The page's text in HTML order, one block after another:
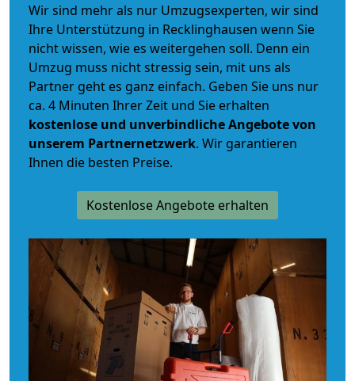
Wir sind mehr als nur Umzugsexperten, wir sind
Ihre Unterstützung in Recklinghausen wenn Sie
nicht wissen, wie es weitergehen soll. Denn ein
Umzug muss nicht stressig sein, mit uns als
Partner geht es ganz einfach. Geben Sie uns nur
ca. 4 Minuten Ihrer Zeit und Sie erhalten
kostenlose und unverbindlicheAngebote von
unserem Partnernetzwerk. Wir garantieren
Ihnen die besten Preise.
Kostenlose Angebote erhalten